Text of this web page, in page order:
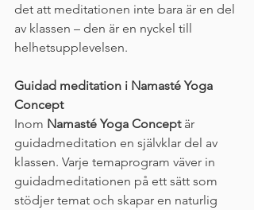
det att meditationen inte bara är en del
av klassen – den är en nyckel till
helhetsupplevelsen.
Guidad meditation i Namasté Yoga
Concept
Inom Namasté Yoga Concept är
guidadmeditation en självklar del av
klassen. Varje temaprogram väver in
guidadmeditationen på ett sätt som
stödjer temat och skapar en naturlig